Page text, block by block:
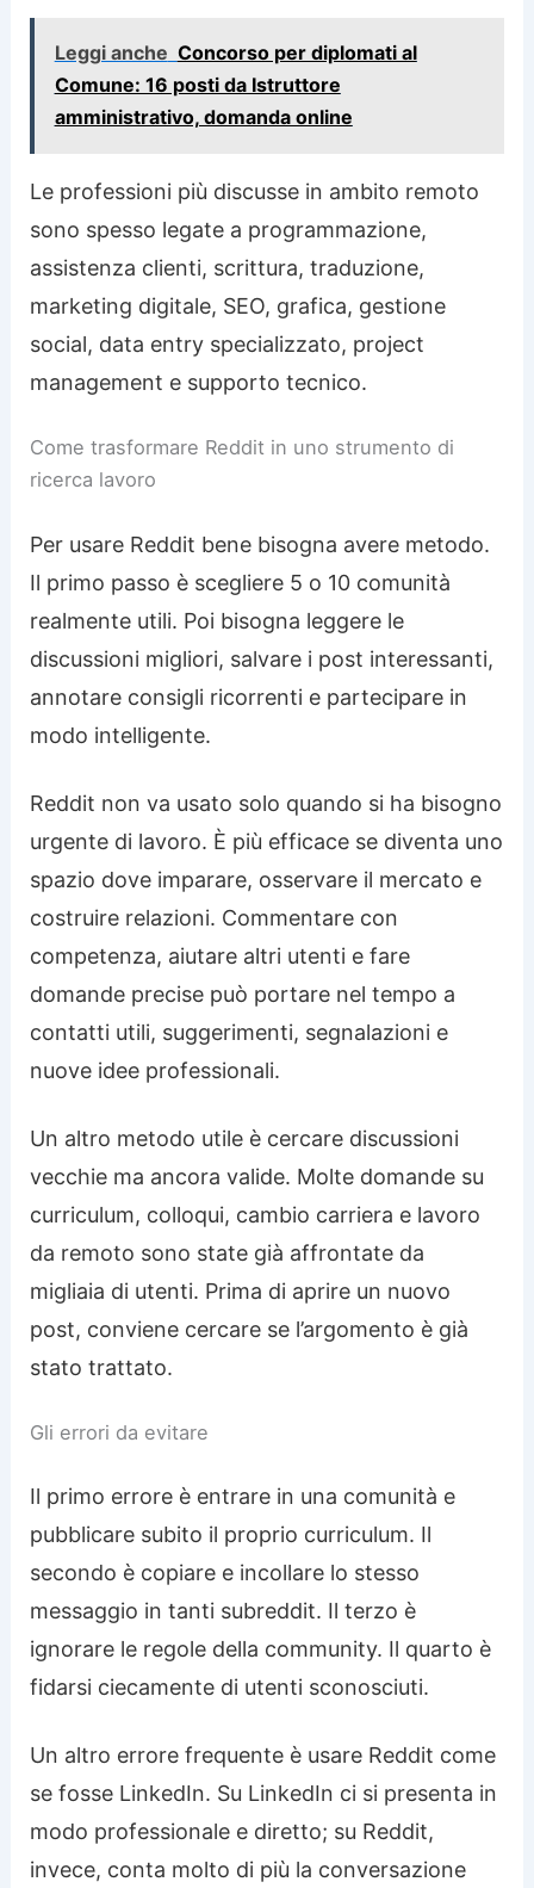
Leggi anche Concorso per diplomati al
Comune: 16 posti da Istruttore
amministrativo, domanda online
Le professioni più discusse in ambito remoto
sono spesso legate a programmazione,
assistenza clienti, scrittura, traduzione,
marketing digitale, SEO, grafica, gestione
social, data entry specializzato, project
management e supporto tecnico.
Come trasformare Reddit in uno strumento di
ricerca lavoro
Per usare Reddit bene bisogna avere metodo.
Il primo passo è scegliere 5 o 10 comunità
realmente utili. Poi bisogna leggere le
discussioni migliori, salvare i post interessanti,
annotare consigli ricorrenti e partecipare in
modo intelligente.
Reddit non va usato solo quando si ha bisogno
urgente di lavoro. È più efficace se diventa uno
spazio dove imparare, osservare il mercato e
costruire relazioni. Commentare con
competenza, aiutare altri utenti e fare
domande precise può portare nel tempo a
contatti utili, suggerimenti, segnalazioni e
nuove idee professionali.
Un altro metodo utile è cercare discussioni
vecchie ma ancora valide. Molte domande su
curriculum, colloqui, cambio carriera e lavoro
da remoto sono state già affrontate da
migliaia di utenti. Prima di aprire un nuovo
post, conviene cercare se l’argomento è già
stato trattato.
Gli errori da evitare
Il primo errore è entrare in una comunità e
pubblicare subito il proprio curriculum. Il
secondo è copiare e incollare lo stesso
messaggio in tanti subreddit. Il terzo è
ignorare le regole della community. Il quarto è
fidarsi ciecamente di utenti sconosciuti.
Un altro errore frequente è usare Reddit come
se fosse LinkedIn. Su LinkedIn ci si presenta in
modo professionale e diretto; su Reddit,
invece, conta molto di più la conversazione